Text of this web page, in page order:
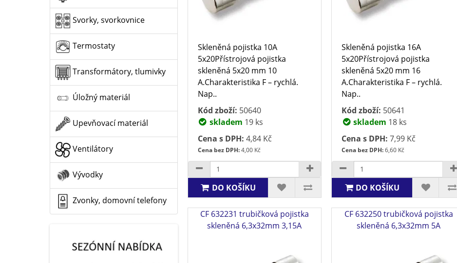
Svorky, svorkovnice
Termostaty
Transformátory, tlumivky
Úložný materiál
Upevňovací materiál
Ventilátory
Vývodky
Zvonky, domovní telefony
Skleněná pojistka 10A
5x20Přístrojová pojistka
skleněná 5x20 mm 10
A.Charakteristika F – rychlá.
Nap..
Kód zboží: 50640
skladem 19 ks
Cena s DPH: 4,84 Kč
Cena bez DPH:4,00 Kč
DO KOŠÍKU
Skleněná pojistka 16A
5x20Přístrojová pojistka
skleněná 5x20 mm 16
A.Charakteristika F – rychlá.
Nap..
Kód zboží: 50641
skladem 18 ks
Cena s DPH: 7,99 Kč
Cena bez DPH:6,60 Kč
DO KOŠÍKU
CF 632231 trubičková pojistka
skleněná 6,3x32mm 3,15A
CF 632250 trubičková pojistka
skleněná 6,3x32mm 5A